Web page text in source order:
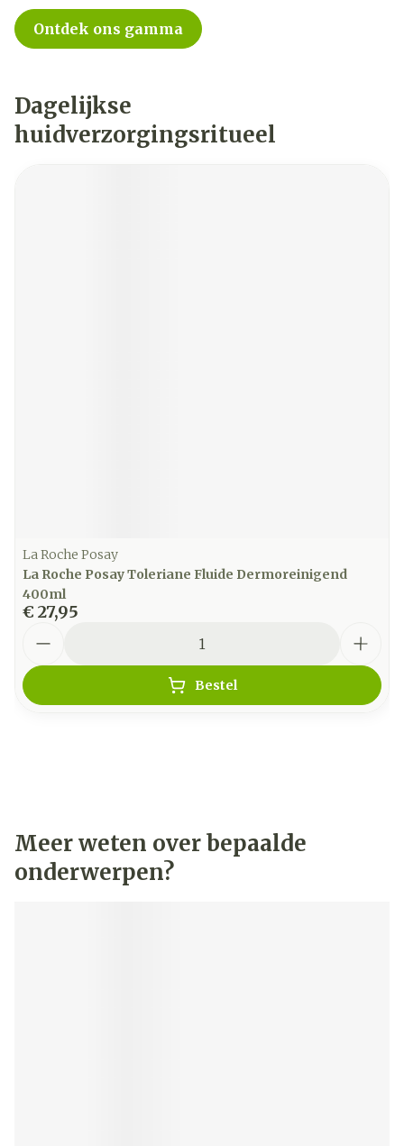
Ontdek ons gamma
Dagelijkse
huidverzorgingsritueel
La Roche Posay
La Roche Posay Toleriane Fluide Dermoreinigend
400ml
€ 27,95
Bestel
Meer weten over bepaalde
onderwerpen?